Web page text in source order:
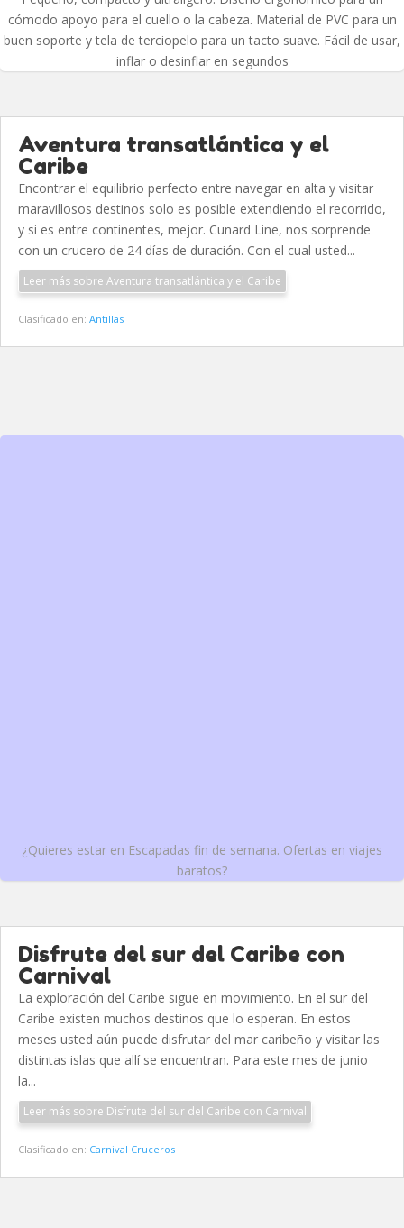
cómodo apoyo para el cuello o la cabeza. Material de PVC para un
buen soporte y tela de terciopelo para un tacto suave. Fácil de usar,
inflar o desinflar en segundos
Aventura transatlántica y el
Caribe
Encontrar el equilibrio perfecto entre navegar en alta y visitar
maravillosos destinos solo es posible extendiendo el recorrido,
y si es entre continentes, mejor. Cunard Line, nos sorprende
con un crucero de 24 días de duración. Con el cual usted...
Leer más sobre Aventura transatlántica y el Caribe
Clasificado en: Antillas
¿Quieres estar en Escapadas fin de semana. Ofertas en viajes
baratos?
Disfrute del sur del Caribe con
Carnival
La exploración del Caribe sigue en movimiento. En el sur del
Caribe existen muchos destinos que lo esperan. En estos
meses usted aún puede disfrutar del mar caribeño y visitar las
distintas islas que allí se encuentran. Para este mes de junio
la...
Leer más sobre Disfrute del sur del Caribe con Carnival
Clasificado en: Carnival Cruceros